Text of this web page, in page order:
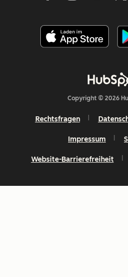
Copyright © 2026
Rechtsfragen
Impressum
Website-Barrierefreiheit